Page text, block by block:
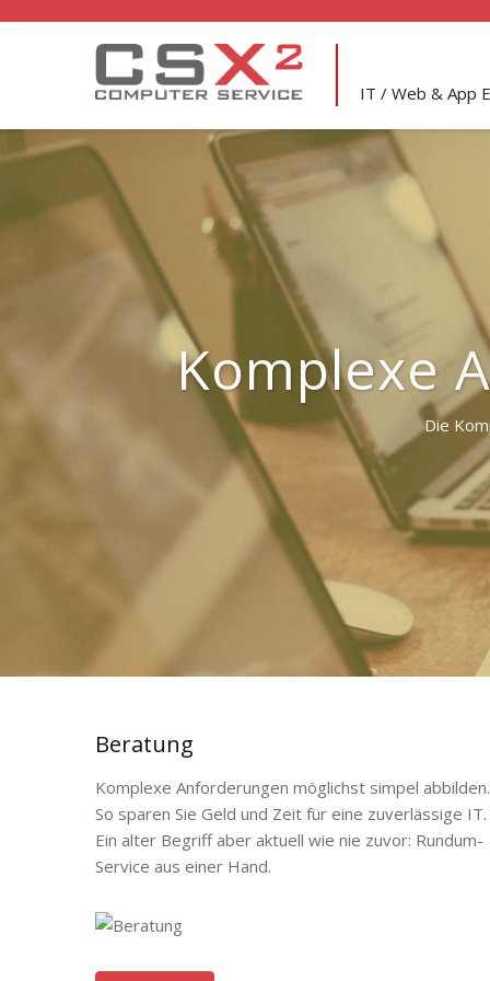
IT / Web & App
Komplexe
Die
Beratung
Komplexe Anforderungen möglichst simpel abbilden.
So sparen Sie Geld und Zeit für eine zuverlässige IT.
Ein alter Begriff aber aktuell wie nie zuvor: Rundum-
Service aus einer Hand.